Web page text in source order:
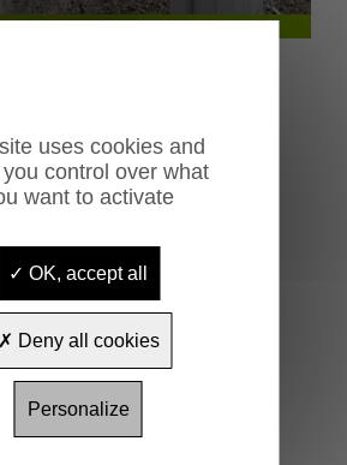
portique Le Majeur
uses cookies and
control over what
want to activate
OK, accept all
Deny all cookies
Personalize